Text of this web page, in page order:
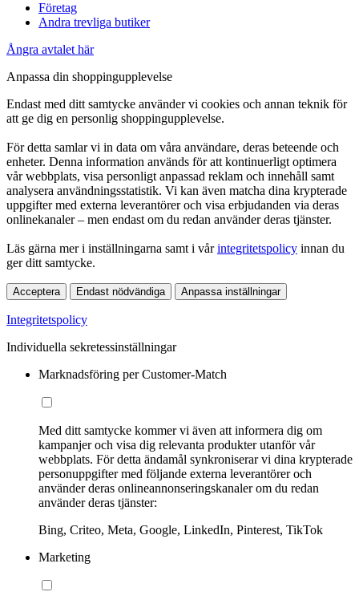
Företag
Andra trevliga butiker
Ångra avtalet här
Anpassa din shoppingupplevelse
Endast med ditt samtycke använder vi cookies och annan teknik för
att ge dig en personlig shoppingupplevelse.
För detta samlar vi in data om våra användare, deras beteende och
enheter. Denna information används för att kontinuerligt optimera
vår webbplats, visa personligt anpassad reklam och innehåll samt
analysera användningsstatistik. Vi kan även matcha dina krypterade
uppgifter med externa leverantörer och visa erbjudanden via deras
onlinekanaler – men endast om du redan använder deras tjänster.
Läs gärna mer i inställningarna samt i vårintegritetspolicy innan du
ger ditt samtycke.
Acceptera Endast nödvändiga Anpassa inställningar
Integritetspolicy
Individuella sekretessinställningar
Marknadsföring per Customer-Match
Med ditt samtycke kommer vi även att informera dig om
kampanjer och visa dig relevanta produkter utanför vår
webbplats. För detta ändamål synkroniserar vi dina krypterade
personuppgifter med följande externa leverantörer och
använder deras onlineannonseringskanaler om du redan
använder deras tjänster:
Bing, Criteo, Meta, Google, LinkedIn, Pinterest, TikTok
Marketing